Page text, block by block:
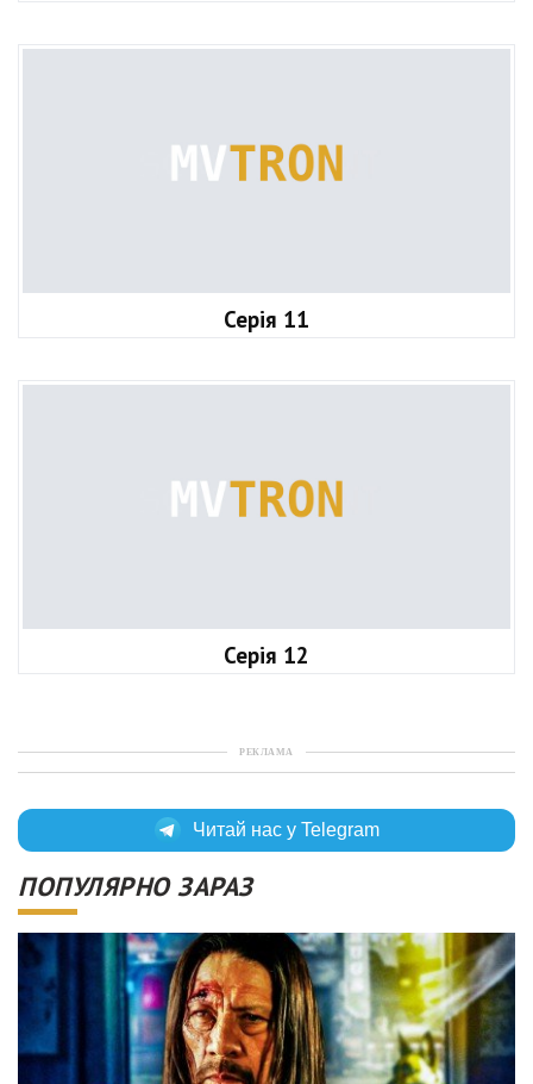
Серія 11
Серія 12
РЕКЛАМА
Читай нас у Telegram
ПОПУЛЯРНО ЗАРАЗ